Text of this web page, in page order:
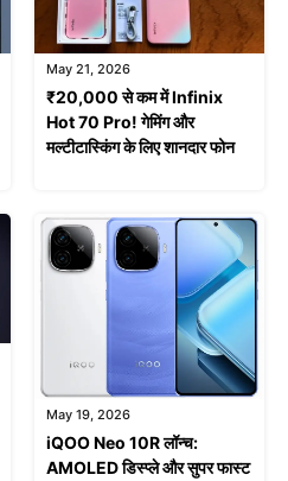
May 21, 2026
₹20,000 से कम में Infinix
Hot 70 Pro! गेमिंग और
मल्टीटास्किंग के लिए शानदार फोन
May 19, 2026
iQOO Neo 10R लॉन्च:
AMOLED डिस्प्ले और सुपर फास्ट